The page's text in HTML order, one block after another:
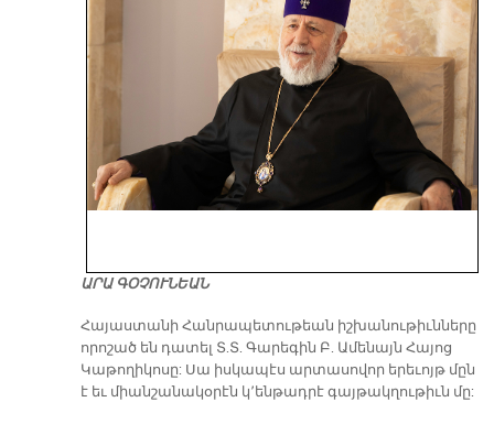
ԱՐԱ ԳՕՉՈՒՆԵԱՆ
​Հայաստանի Հանրապետութեան իշխանութիւնները
որոշած են դատել Տ.Տ. Գարեգին Բ. Ամենայն Հայոց
Կաթողիկոսը: Սա իսկապէս արտասովոր երեւոյթ մըն
է եւ միանշանակօրէն կ՚ենթադրէ գայթակղութիւն մը: